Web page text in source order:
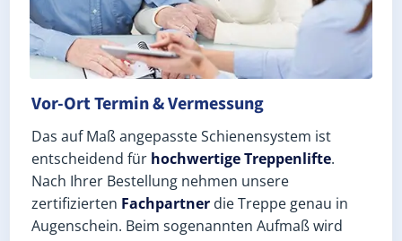
Vor-Ort Termin & Vermessung
Das auf Maß angepasste Schienensystem ist
entscheidend für hochwertige Treppenlifte.
Nach Ihrer Bestellung nehmen unsere
zertifizierten Fachpartner die Treppe genau in
Augenschein. Beim sogenannten Aufmaß wird